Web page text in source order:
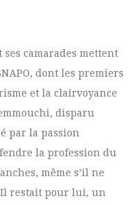
camarades mettent
dont les premiers
et la clairvoyance
disparu
par la passion
la profession du
même s’il ne
restait pour lui, un